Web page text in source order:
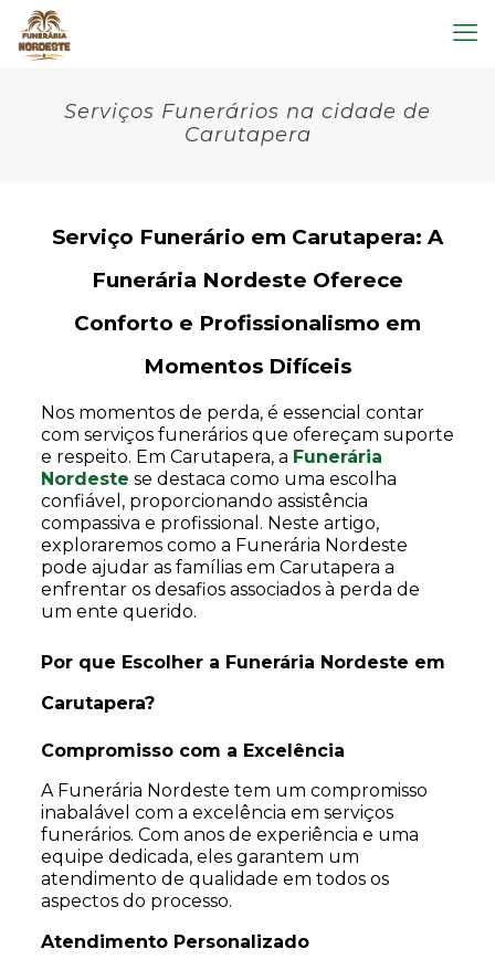
Serviços Funerários na cidade de
Carutapera
Serviço Funerário em Carutapera: A
Funerária Nordeste Oferece
Conforto e Profissionalismo em
Momentos Difíceis
Nos momentos de perda, é essencial contar
com serviços funerários que ofereçam suporte
e respeito. Em Carutapera, a Funerária
Nordeste se destaca como uma escolha
confiável, proporcionando assistência
compassiva e profissional. Neste artigo,
exploraremos como a Funerária Nordeste
pode ajudar as famílias em Carutapera a
enfrentar os desafios associados à perda de
um ente querido.
Por que Escolher a Funerária Nordeste em
Carutapera?
Compromisso com a Excelência
A Funerária Nordeste tem um compromisso
inabalável com a excelência em serviços
funerários. Com anos de experiência e uma
equipe dedicada, eles garantem um
atendimento de qualidade em todos os
aspectos do processo.
Atendimento Personalizado